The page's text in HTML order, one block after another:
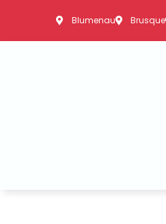
Blumenau Brusque